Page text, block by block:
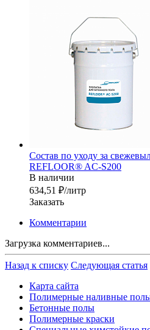
Состав по уходу за
REFLOOR® AC-S200
В наличии
634,51 ₽/литр
Заказать
Комментарии
Загрузка комментариев...
Назад к списку Следующая статья
Карта сайта
Полимерные наливные
Бетонные полы
Полимерные краски